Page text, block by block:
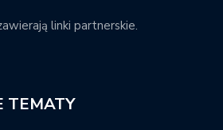
linki partnerskie.
TEMATY